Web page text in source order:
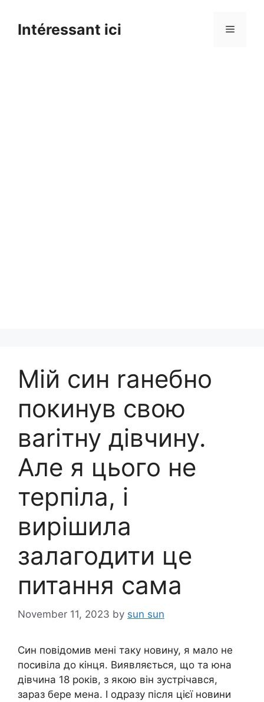
contentIntéressant ici Menu
Мій син rанебно
покинув свою
ваrітну дівчину.
Але я цього не
терпіла, і
вирішила
залагодити це
питання сама
November 11, 2023 by sun sun
Син повідомив мені таку новину, я мало не
посивіла до кінця. Виявляється, що та юна
дівчина 18 років, з якою він зустрічався,
зараз бере мена. І одразу після цієї новини